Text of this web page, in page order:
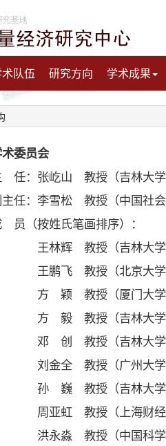
队伍 研究方向 学术成果
委员会
：张屹山 教授（吉林大学
：李雪松 教授（中国社会
（按姓氏笔画排序）：
辉 教授（吉林大学
飞 教授（北京大学
教授（厦门大学
教授（吉林大学
教授（吉林大学
全 教授（广州大学
教授（吉林大学
虹 教授（上海财经大
淼 教授（中国科学院